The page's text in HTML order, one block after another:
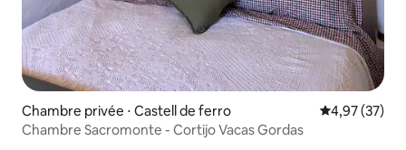
Chambre privée ⋅ Castell de ferro Évaluation
4,97 (37)
Chambre Sacromonte - Cortijo Vacas Gordas